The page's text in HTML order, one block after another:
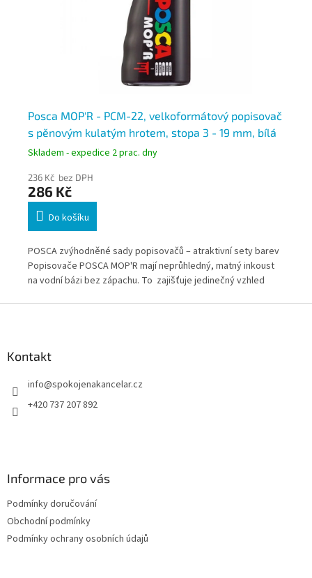
Posca MOP'R - PCM-22, velkoformátový popisovač
s pěnovým kulatým hrotem, stopa 3 - 19 mm, bílá
Skladem - expedice 2 prac. dny
236 Kč bez DPH
286 Kč
Do košíku
POSCA zvýhodněné sady popisovačů – atraktivní sety barev
Popisovače POSCA MOP'R mají neprůhledný, matný inkoust
na vodní bázi bez zápachu. To zajišťuje jedinečný vzhled
Kontakt
info@spokojenakancelar.cz
+420 737 207 892
Informace pro vás
Podmínky doručování
Obchodní podmínky
Podmínky ochrany osobních údajů